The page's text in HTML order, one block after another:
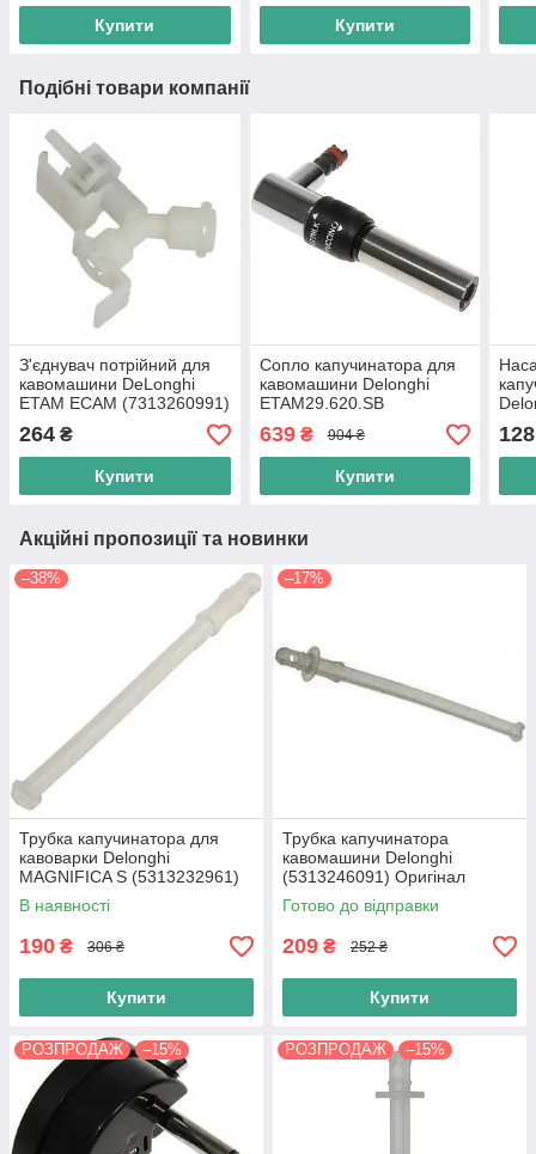
Купити Купити
Подібні товари компанії
З'єднувач потрійний для
кавомашини DeLonghi
ETAM ECAM (7313260991)
264 ₴
Купити
Сопло капучинатора для
кавомашини Delonghi
ETAM29.620.SB
639₴ 904 ₴
Купити
128
Акційні пропозиції та новинки
–38%
Трубка капучинатора для
кавоварки Delonghi
MAGNIFICA S (5313232961)
Оригінал
В наявності
190 ₴ 306 ₴
Купити
–17%
Трубка капучинатора
кавомашини Delonghi
(5313246091) Оригінал
Готово до відправки
209 ₴ 252 ₴
Купити
РОЗПРОДАЖ –15% РОЗПРОДАЖ –15%